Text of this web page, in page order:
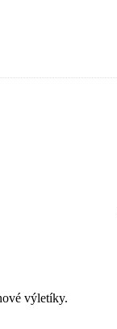
výletíky.